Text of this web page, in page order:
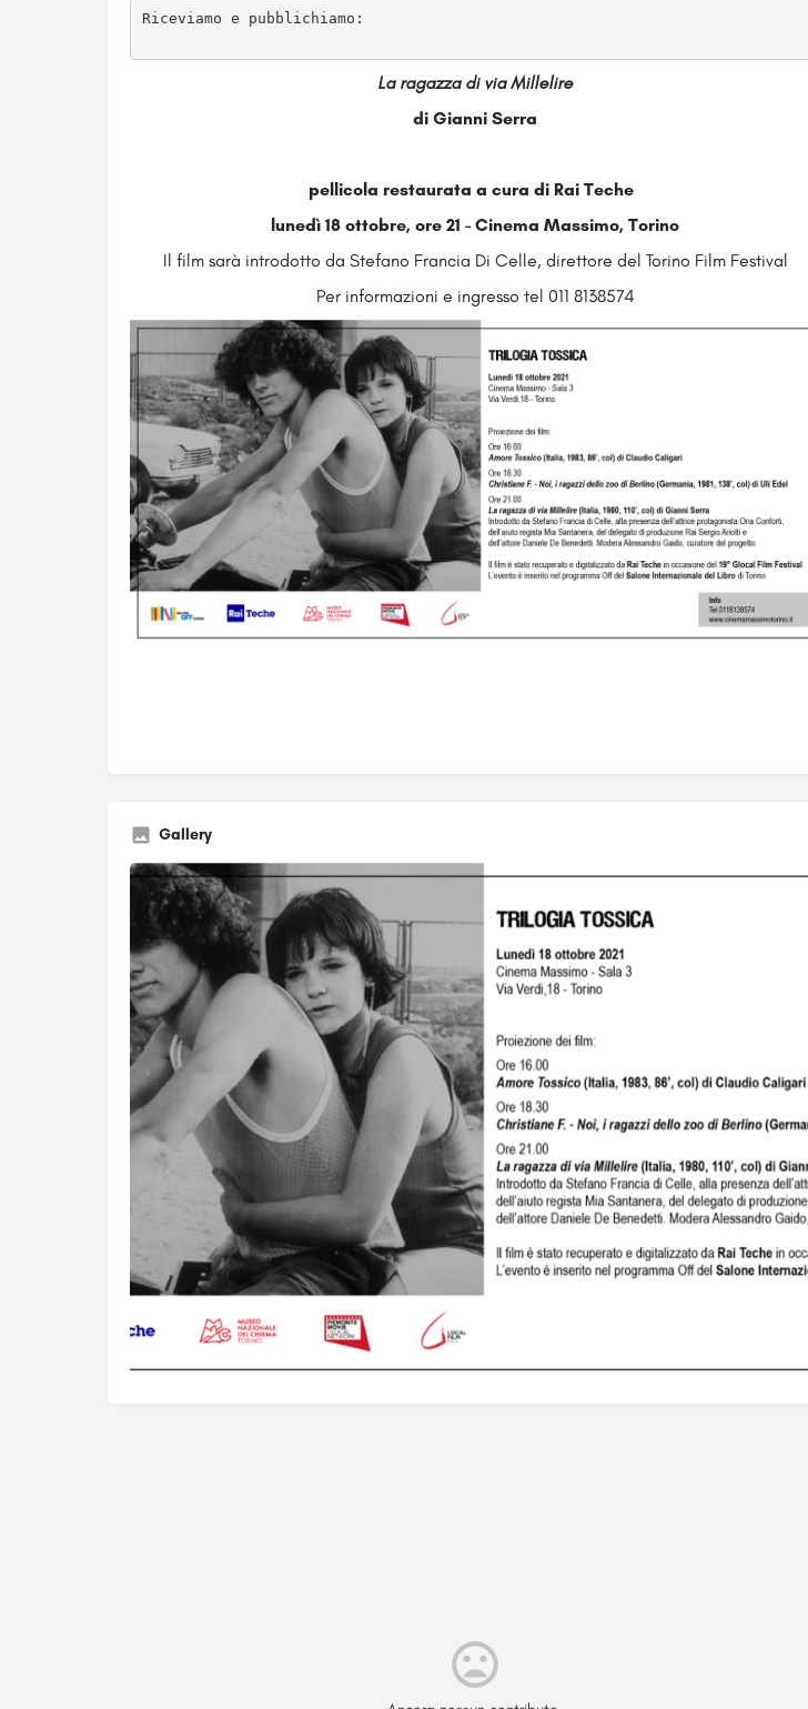
Riceviamo e pubblichiamo:
La ragazza di via Millelire
di Gianni Serra
pellicola restaurata a cura di Rai Teche
lunedì 18 ottobre, ore 21 - Cinema Massimo, Torino
Il film sarà introdotto da Stefano Francia Di Celle, direttore del Torino Film Festival
Per informazioni e ingresso tel 011 8138574
Gallery